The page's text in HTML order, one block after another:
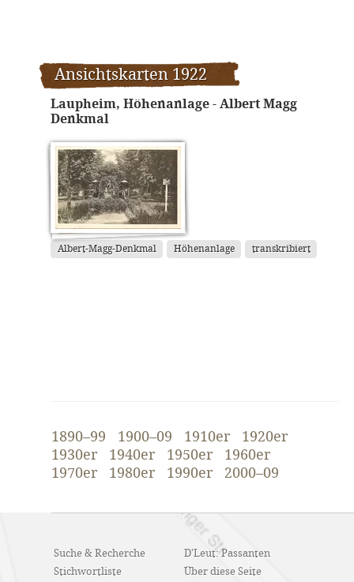
Ansichtskarten 1922
Laupheim, Höhenanlage - Albert Magg
Denkmal
Albert-Magg-Denkmal Höhenanlage transkribiert
1890–99 1900–09 1910er
1920er
1930er
1940er 1950er
1960er
1970er
1980er 1990er 2000–09
Suche & Recherche
Stichwortliste
D'Leut: Passanten
Über diese Seite